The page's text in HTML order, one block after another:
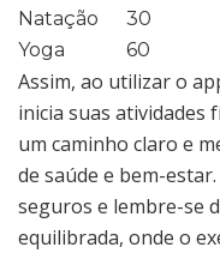
Natação
30
Yoga
60
Assim, ao utilizar o
inicia suas atividades
um caminho claro e
de saúde e bem-
seguros e lembre-se
equilibrada, onde o